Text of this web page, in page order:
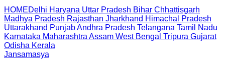
HOMEDelhi Haryana Uttar Pradesh Bihar Chhattisgarh
Madhya Pradesh Rajasthan Jharkhand Himachal Pradesh
Uttarakhand PunjabAndhra Pradesh Telangana Tamil Nadu
Karnataka Maharashtra Assam West Bengal Tripura Gujarat
Odisha Kerala
Jansamasya